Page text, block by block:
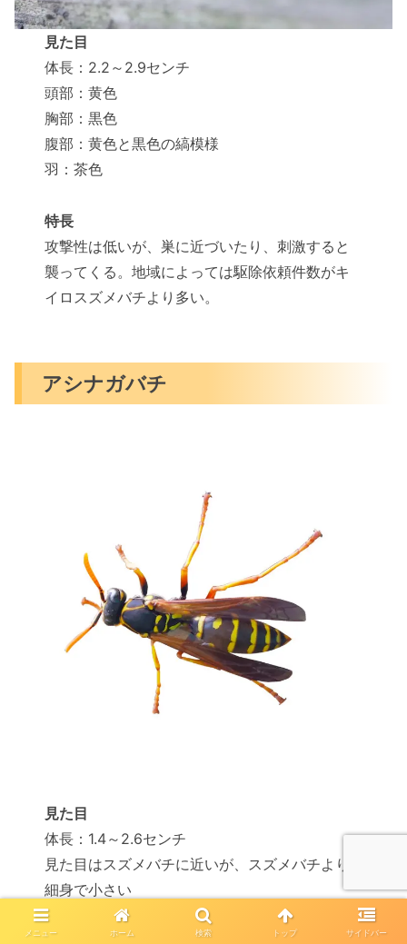
見た目
体長：2.2～2.9センチ
頭部：黄色
胸部：黒色
腹部：黄色と黒色の縞模様
羽：茶色
特長
攻撃性は低いが、巣に近づいたり、刺激すると
襲ってくる。地域によっては駆除依頼件数がキ
イロスズメバチより多い。
アシナガバチ
見た目
体長：1.4～2.6センチ
見た目はスズメバチに近いが、スズメバチより
細身で小さい
メニュー ホーム 検索 トップ サイドバー